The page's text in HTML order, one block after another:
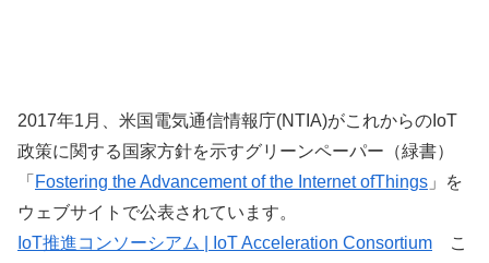
2017年1月、米国電気通信情報庁(NTIA)がこれからのIoT
政策に関する国家方針を示すグリーンペーパー（緑書）
「 Fostering the Advancement of the Internet ofThings 」を
ウェブサイトで公表されています。
IoT推進コンソーシアム | IoT Acceleration Consortium こ